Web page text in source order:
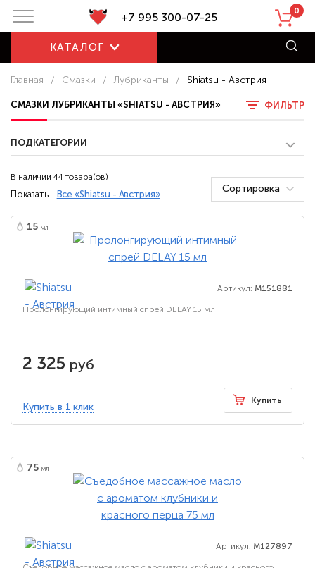
+7 995 300-07-25 0
КАТАЛОГ
Главная / Смазки / Лубриканты / Shiatsu - Австрия
СМАЗКИ ЛУБРИКАНТЫ «SHIATSU - АВСТРИЯ» ФИЛЬТР
ПОДКАТЕГОРИИ
В наличии 44 товара(ов)
Показать - Все «Shiatsu - Австрия» Сортировка
15 мл
Артикул: M151881
Пролонгирующий интимный спрей DELAY 15 мл
2 325 руб
Купить в 1 клик
Купить
75 мл
Артикул: M127897